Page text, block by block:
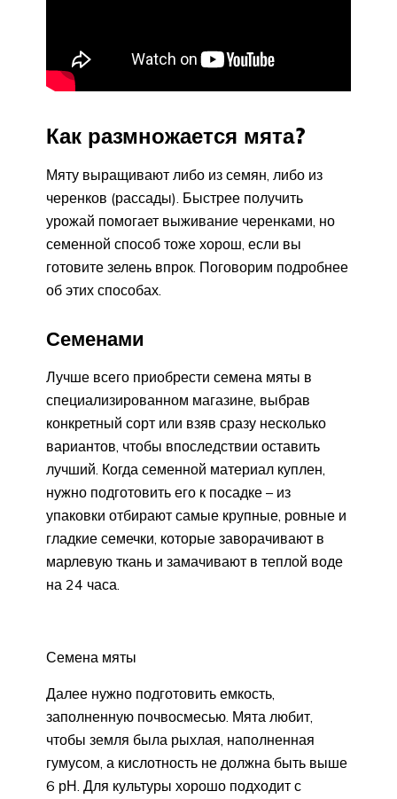
Как размножается мята?
Мяту выращивают либо из семян, либо из
черенков (рассады). Быстрее получить
урожай помогает выживание черенками, но
семенной способ тоже хорош, если вы
готовите зелень впрок. Поговорим подробнее
об этих способах.
Семенами
Лучше всего приобрести семена мяты в
специализированном магазине, выбрав
конкретный сорт или взяв сразу несколько
вариантов, чтобы впоследствии оставить
лучший. Когда семенной материал куплен,
нужно подготовить его к посадке – из
упаковки отбирают самые крупные, ровные и
гладкие семечки, которые заворачивают в
марлевую ткань и замачивают в теплой воде
на 24 часа.
Семена мяты
Далее нужно подготовить емкость,
заполненную почвосмесью. Мята любит,
чтобы земля была рыхлая, наполненная
гумусом, а кислотность не должна быть выше
6 рН. Для культуры хорошо подходит с